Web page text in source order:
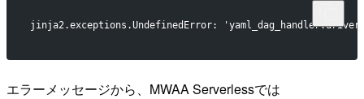
jinja2.exceptions.UndefinedError:
エラーメッセージから、MWAA Serverlessでは